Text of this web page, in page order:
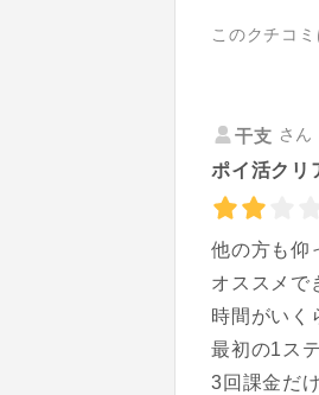
このクチコ
干支 さ
ポイ活クリ
他の方も仰
オススメで
時間がいく
最初の1ス
3回課金だ